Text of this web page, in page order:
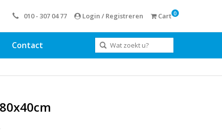
010 - 307 04 77 Login / Registreren Cart 0
Contact